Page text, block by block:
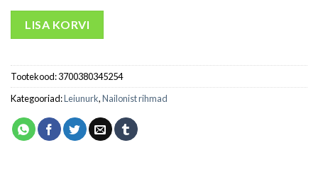
LISA KORVI
Tootekood:3700380345254
Kategooriad:Leiunurk,Nailonist rihmad